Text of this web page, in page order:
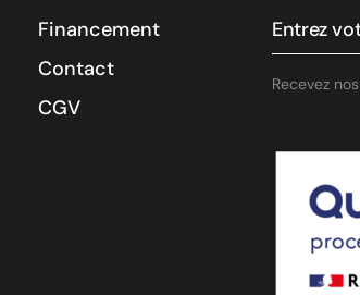
Financement
Contact
CGV
Recevez